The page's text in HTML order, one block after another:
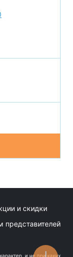
и скидки
представителей
и не при каких